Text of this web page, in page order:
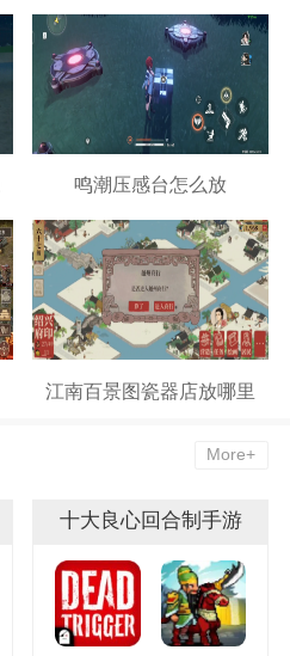
鸣潮压感台怎么放
江南百景图瓷器店放哪里
More+
十大良心回合制手游